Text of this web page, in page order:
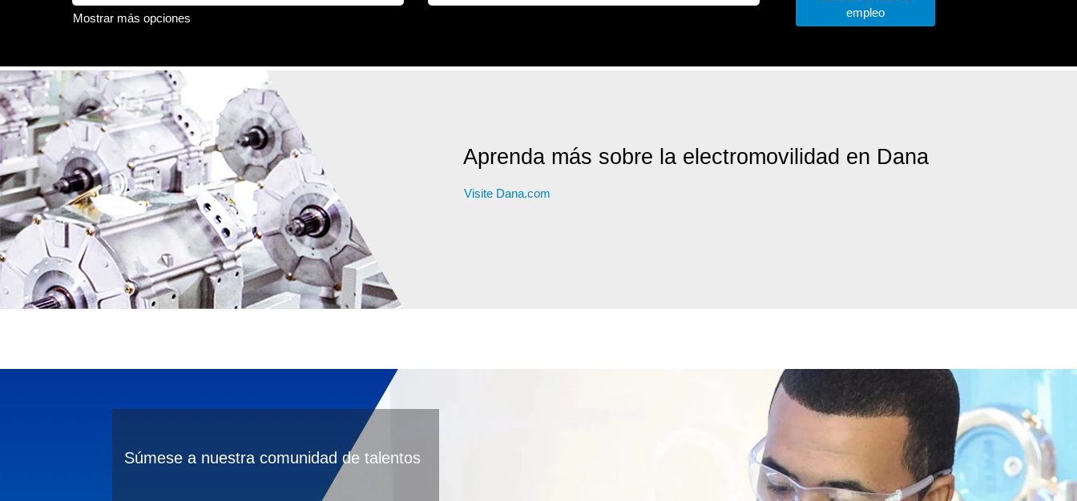
Mostrar más opciones
Aprenda más sobre la electromovilidad en Dana
Visite Dana.com
Súmese a nuestra comunidad de talentos